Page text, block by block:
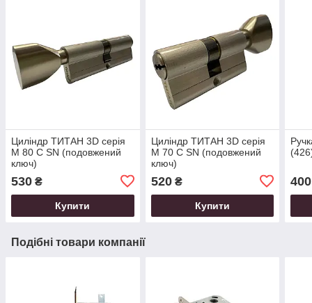
Циліндр ТИТАН 3D серія
M 80 C SN (подовжений
ключ)
530 ₴
Купити
Циліндр ТИТАН 3D серія
M 70 C SN (подовжений
ключ)
520₴
Купити
400
Подібні товари компанії